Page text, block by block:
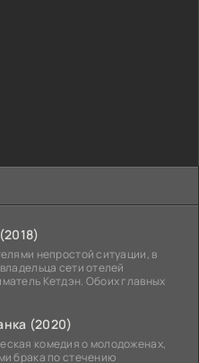
непростой ситуации, в
сети отелей
Кетдэн. Обоих главных
(2020)
комедия о молодоженах,
брака по стечению